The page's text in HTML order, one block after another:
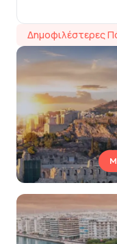
Δημοφιλέστερες